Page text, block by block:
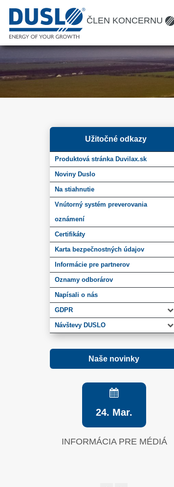
ČLEN KONCERNU
Užitočné odkazy
Produktová stránka Duvilax.sk
Noviny Duslo
Na stiahnutie
Vnútorný systém preverovania
oznámení
Certifikáty
Karta bezpečnostných údajov
Informácie pre partnerov
Oznamy odborárov
Napísali o nás
GDPR
Návštevy DUSLO
Naše novinky
24. Mar.
INFORMÁCIA PRE MÉDIÁ